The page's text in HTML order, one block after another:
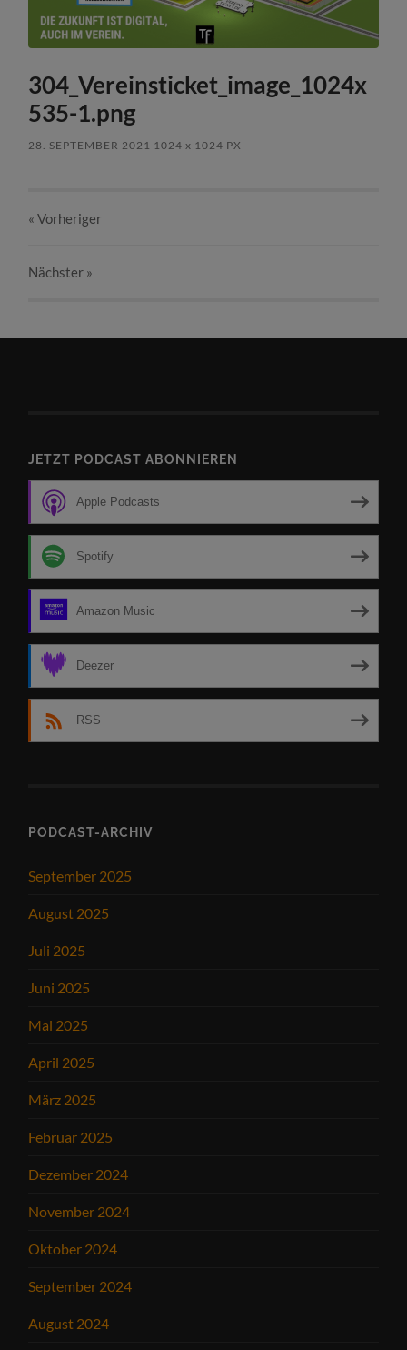
304_Vereinsticket_image_1024x
535-1.png
28. SEPTEMBER 2021 1024x 1024 PX
« Vorheriger
Nächster »
JETZT PODCAST ABONNIEREN
Apple Podcasts
Spotify
Amazon Music
Deezer
RSS
PODCAST-ARCHIV
September 2025
August 2025
Juli 2025
Juni 2025
Mai 2025
April 2025
März 2025
Februar 2025
Dezember 2024
November 2024
Oktober 2024
September 2024
August 2024